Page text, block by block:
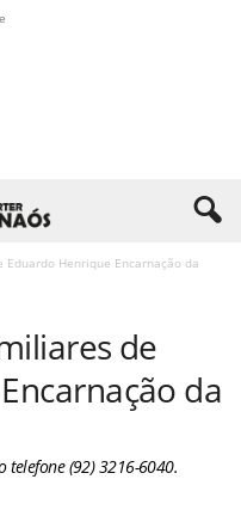
Henrique Encarnação da
de
da
telefone (92) 3216-6040.